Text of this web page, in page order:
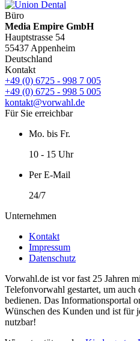
Büro
Media Empire GmbH
Hauptstrasse 54
55437 Appenheim
Deutschland
Kontakt
+49 (0) 6725 - 998 7 005
+49 (0) 6725 - 998 5 005
kontakt@vorwahl.de
Für Sie erreichbar
Mo. bis Fr.
10 - 15 Uhr
Per E-Mail
24/7
Unternehmen
Kontakt
Impressum
Datenschutz
Vorwahl.de ist vor fast 25 Jahren
Telefonvorwahl gestartet, um
bedienen. Das Informationsportal
Wünschen des Kunden und ist für
nutzbar!